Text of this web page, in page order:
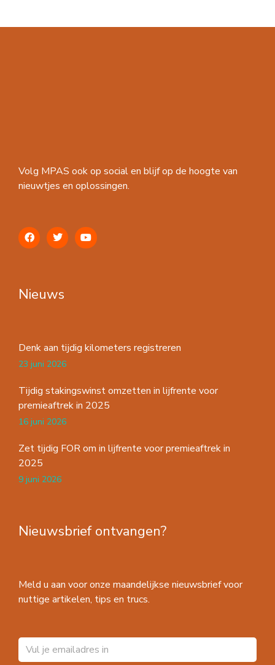
Volg MPAS ook op social en blijf op de hoogte van
nieuwtjes en oplossingen.
Nieuws
Denk aan tijdig kilometers registreren
23 juni 2026
Tijdig stakingswinst omzetten in lijfrente voor
premieaftrek in 2025
16 juni 2026
Zet tijdig FOR om in lijfrente voor premieaftrek in
2025
9 juni 2026
Nieuwsbrief ontvangen?
Meld u aan voor onze maandelijkse nieuwsbrief voor
nuttige artikelen, tips en trucs.